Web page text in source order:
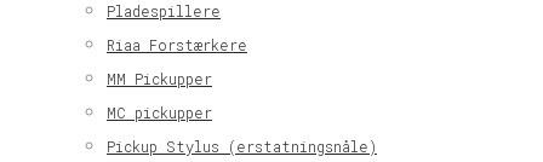
Pladespillere
Riaa Forstærkere
MM Pickupper
MC pickupper
Pickup Stylus (erstatningsnåle)